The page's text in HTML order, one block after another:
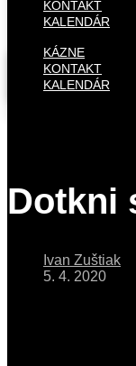
KONTAKT
KALENDÁR
KÁZNE
KONTAKT
KALENDÁR
Dotkni
Ivan Zuštiak
5. 4. 2020